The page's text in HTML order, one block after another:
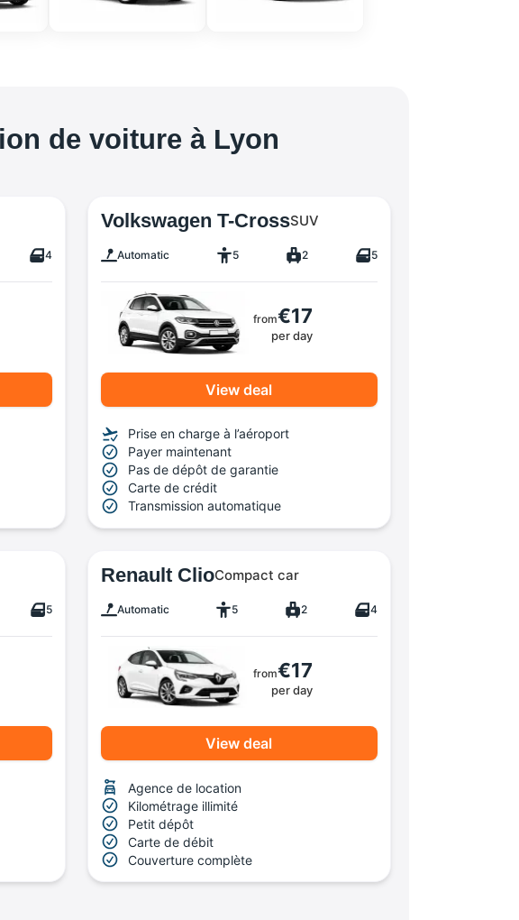
de voiture à Lyon
4
Volkswagen T-CrossSUV
Automatic 5 2 5
from€17
per day
View deal
Prise en charge à l’aéroport
Payer maintenant
Pas de dépôt de garantie
Carte de crédit
Transmission automatique
5
Renault ClioCompact car
Automatic 5 2 4
from€17
per day
View deal
Agence de location
Kilométrage illimité
Petit dépôt
Carte de débit
Couverture complète